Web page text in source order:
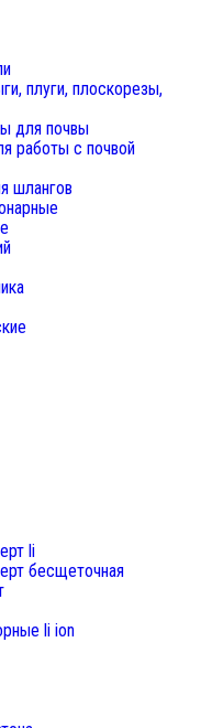
плуги, плоскорезы,
для почвы
работы с почвой
шлангов
li
бесщеточная
li ion